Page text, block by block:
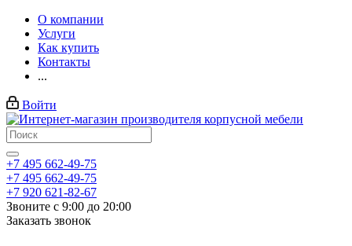
О компании
Услуги
Как купить
Контакты
...
Войти
+7 495 662-49-75
+7 495 662-49-75
+7 920 621-82-67
Звоните с 9:00 до 20:00
Заказать звонок